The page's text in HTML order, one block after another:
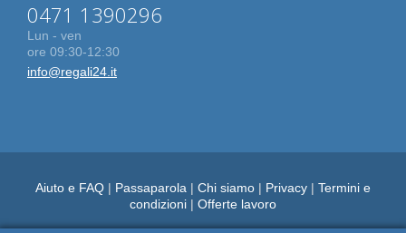
0471 1390296
Lun - ven
ore 09:30-12:30
info@regali24.it
Aiuto e FAQ | Passaparola | Chi siamo | Privacy | Termini e
condizioni | Offerte lavoro